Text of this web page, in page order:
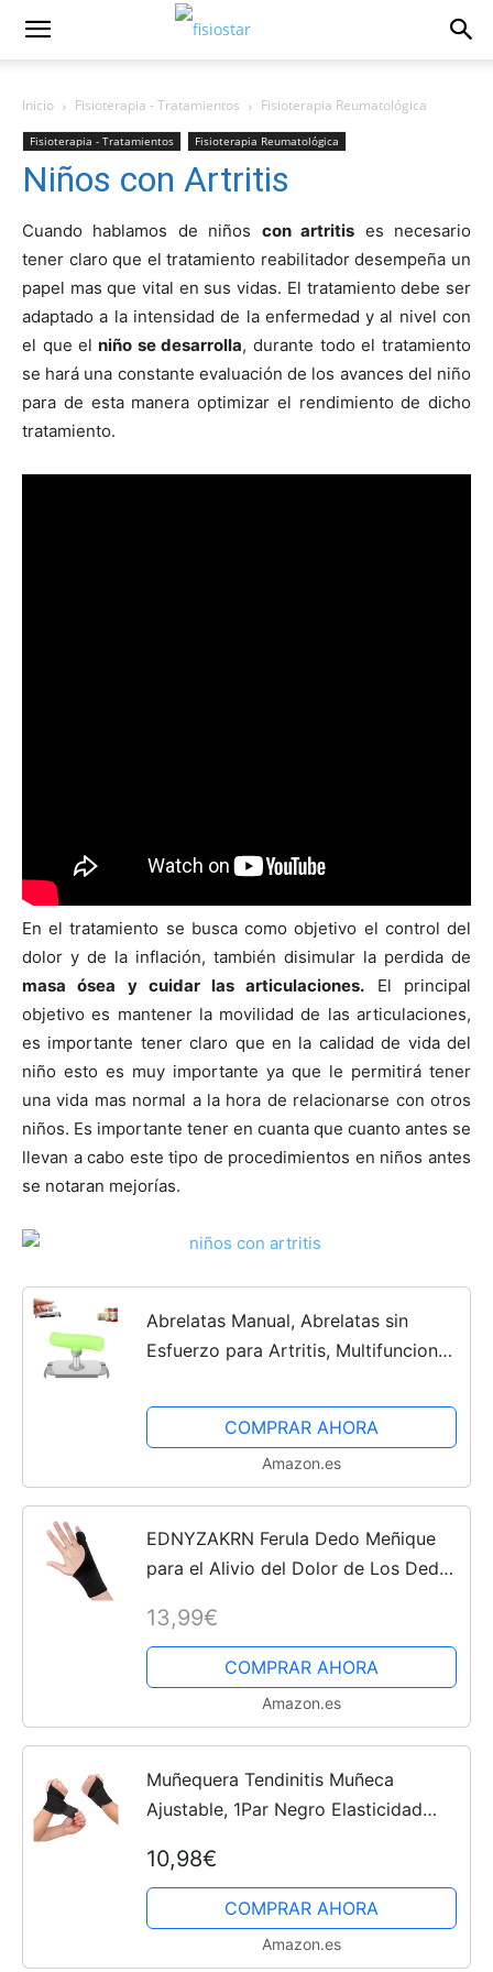
Inicio Fisioterapia - Tratamientos Fisioterapia Reumatológica
Fisioterapia - Tratamientos Fisioterapia Reumatológica
Niños con Artritis
Cuando hablamos de niños con artritis es necesario
tener claro que el tratamiento reabilitador desempeña un
papel mas que vital en sus vidas. El tratamiento debe ser
adaptado a la intensidad de la enfermedad y al nivel con
el que el niño se desarrolla, durante todo el tratamiento
se hará una constante evaluación de los avances del niño
para de esta manera optimizar el rendimiento de dicho
tratamiento.
En el tratamiento se busca como objetivo el control del
dolor y de la inflación, también disimular la perdida de
masa ósea y cuidar las articulaciones. El principal
objetivo es mantener la movilidad de las articulaciones,
es importante tener claro que en la calidad de vida del
niño esto es muy importante ya que le permitirá tener
una vida mas normal a la hora de relacionarse con otros
niños. Es importante tener en cuanta que cuanto antes se
llevan a cabo este tipo de procedimientos en niños antes
se notaran mejorí­as.
Abrelatas Manual, Abrelatas sin
Esfuerzo para Artritis, Multifuncional
Ancianos, Mujeres, Niños con Artritis.
Almohadilla de...
COMPRAR AHORA
Amazon.es
EDNYZAKRN Ferula Dedo Meñique
para el Alivio del Dolor de Los Dedos
Muñeca para el Dedo Meñique para
Tendinitis Artritis...
13,99€
COMPRAR AHORA
Amazon.es
Muñequera Tendinitis Muñeca
Ajustable, 1Par Negro Elasticidad
Metacarpiana Pulgar Deportiva Para
Esguince de Dolor Muñeca,...
10,98€
COMPRAR AHORA
Amazon.es